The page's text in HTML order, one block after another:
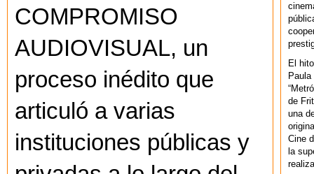
COMPROMISO
AUDIOVISUAL, un
proceso inédito que
articuló a varias
instituciones públicas y
El
de
una
Cine
la